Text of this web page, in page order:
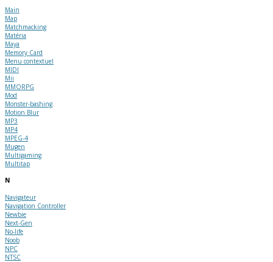
Main
Map
Matchmacking
Matéria
Maya
Memory Card
Menu contextuel
MIDI
Mii
MMORPG
Mod
Monster-bashing
Motion Blur
MP3
MP4
MPEG-4
Mugen
Multigaming
Multitap
N
Navigateur
Navigation Controller
Newbie
Next-Gen
No-life
Noob
NPC
NTSC